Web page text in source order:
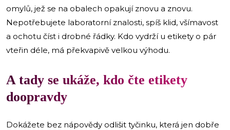
omylů, jež se na obalech opakují znovu a znovu.
Nepotřebujete laboratorní znalosti, spíš klid, všímavost
a ochotu číst i drobné řádky. Kdo vydrží u etikety o pár
vteřin déle, má překvapivě velkou výhodu.
A tady se ukáže, kdo čte etikety
doopravdy
Dokážete bez nápovědy odlišit tyčinku, která jen dobře